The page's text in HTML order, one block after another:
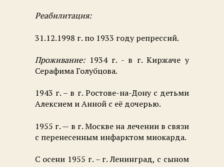
Реабилитация:
31.12.1998 г. по 1933 году репрессий.
Проживание:1934 г. - в г. Киржаче у
Серафима Голубцова.
1943 г. – в г. Ростове-на-Дону с детьми
Алексием и Анной с её дочерью.
1955 г. — в г. Москве на лечении в связи
с перенесенным инфарктом миокарда.
С осени 1955 г. – г. Ленинград, с сыном